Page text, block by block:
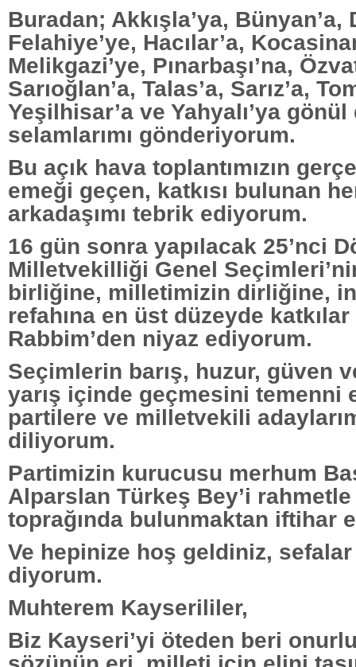
Buradan; Akkışla’ya, Bünyan’a,
Felahiye’ye, Hacılar’a,
Melikgazi’ye, Pınarbaşı’na,
Sarıoğlan’a, Talas’a, Sarız’a,
Yeşilhisar’a ve Yahyalı’ya
selamlarımı gönderiyorum.
Bu açık hava toplantımızın
emeği geçen, katkısı bulunan
arkadaşımı tebrik ediyorum.
16 gün sonra yapılacak 25’nci
Milletvekilliği Genel
birliğine, milletimizin dirliğine,
refahına en üst düzeyde katkılar
Rabbim’den niyaz ediyorum.
Seçimlerin barış, huzur, güven
yarış içinde geçmesini temenni
partilere ve milletvekili
diliyorum.
Partimizin kurucusu merhum
Alparslan Türkeş Bey’i rahmetle
toprağında bulunmaktan iftihar
Ve hepinize hoş geldiniz,
diyorum.
Muhterem Kayserililer,
Biz Kayseri’yi öteden beri